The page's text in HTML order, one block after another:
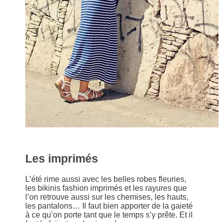
Les imprimés
L’été rime aussi avec les belles robes fleuries,
les bikinis fashion imprimés et les rayures que
l’on retrouve aussi sur les chemises, les hauts,
les pantalons… Il faut bien apporter de la gaieté
à ce qu’on porte tant que le temps s’y prête. Et il